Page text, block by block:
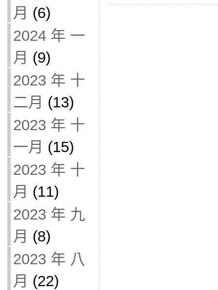
月 (6)
2024 年 一
月 (9)
2023 年 十
二月 (13)
2023 年 十
一月 (15)
2023 年 十
月 (11)
2023 年 九
月 (8)
2023 年 八
月 (22)